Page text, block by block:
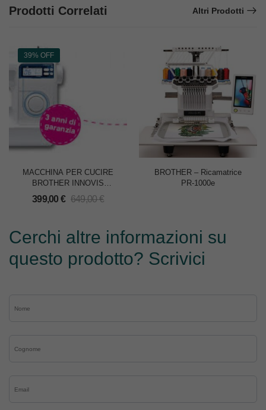
Prodotti Correlati Altri Prodotti
39% OFF
MACCHINA PER CUCIRE
BROTHER INNOVIS
NV30M1
399,00 € 649,00€
BROTHER – Ricamatrice
PR-1000e
Cerchi altre informazioni su
questo prodotto? Scrivici